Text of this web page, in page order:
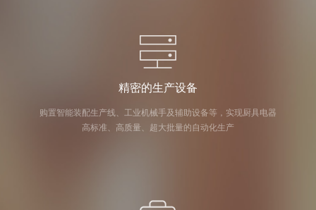
精密的生产设备
购置智能装配生产线、工业机械手及辅助设备等，实现厨具电器
高标准、高质量、超大批量的自动化生产